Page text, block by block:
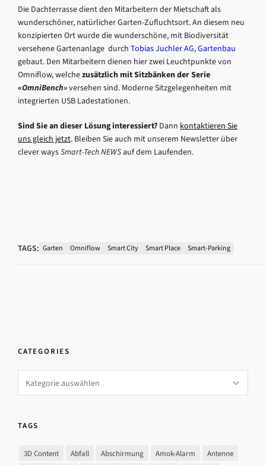
Die Dachterrasse dient den Mitarbeitern der Mietschaft als
wunderschöner, natürlicher Garten-Zufluchtsort. An diesem neu
konzipierten Ort wurde die wunderschöne, mit Biodiversität
versehene Gartenanlage durch Tobias Juchler AG, Gartenbau
gebaut. Den Mitarbeitern dienen hier zwei Leuchtpunkte von
Omniflow, welchezusätzlich mit Sitzbänken der Serie
«OmniBench»versehen sind. Moderne Sitzgelegenheiten mit
integrierten USB Ladestationen.
Sind Sie an dieser Lösung interessiert? Dann kontaktieren Sie
uns gleich jetzt. Bleiben Sie auch mit unserem Newsletter über
clever waysSmart-Tech NEWSauf dem Laufenden.
TAGS: Garten Omniflow Smart City Smart Place Smart-Parking
CATEGORIES
TAGS
3D Content Abfall Abschirmung Amok-Alarm
Antenne